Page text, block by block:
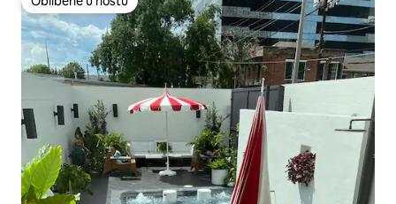
Oblíbené u hostů